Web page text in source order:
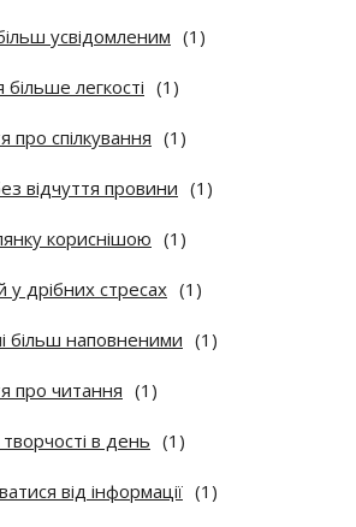
усвідомленим (1)
легкості (1)
про спілкування (1)
відчуття провини (1)
кориснішою (1)
у дрібних стресах (1)
більш наповненими (1)
про читання (1)
в день (1)
від інформації (1)